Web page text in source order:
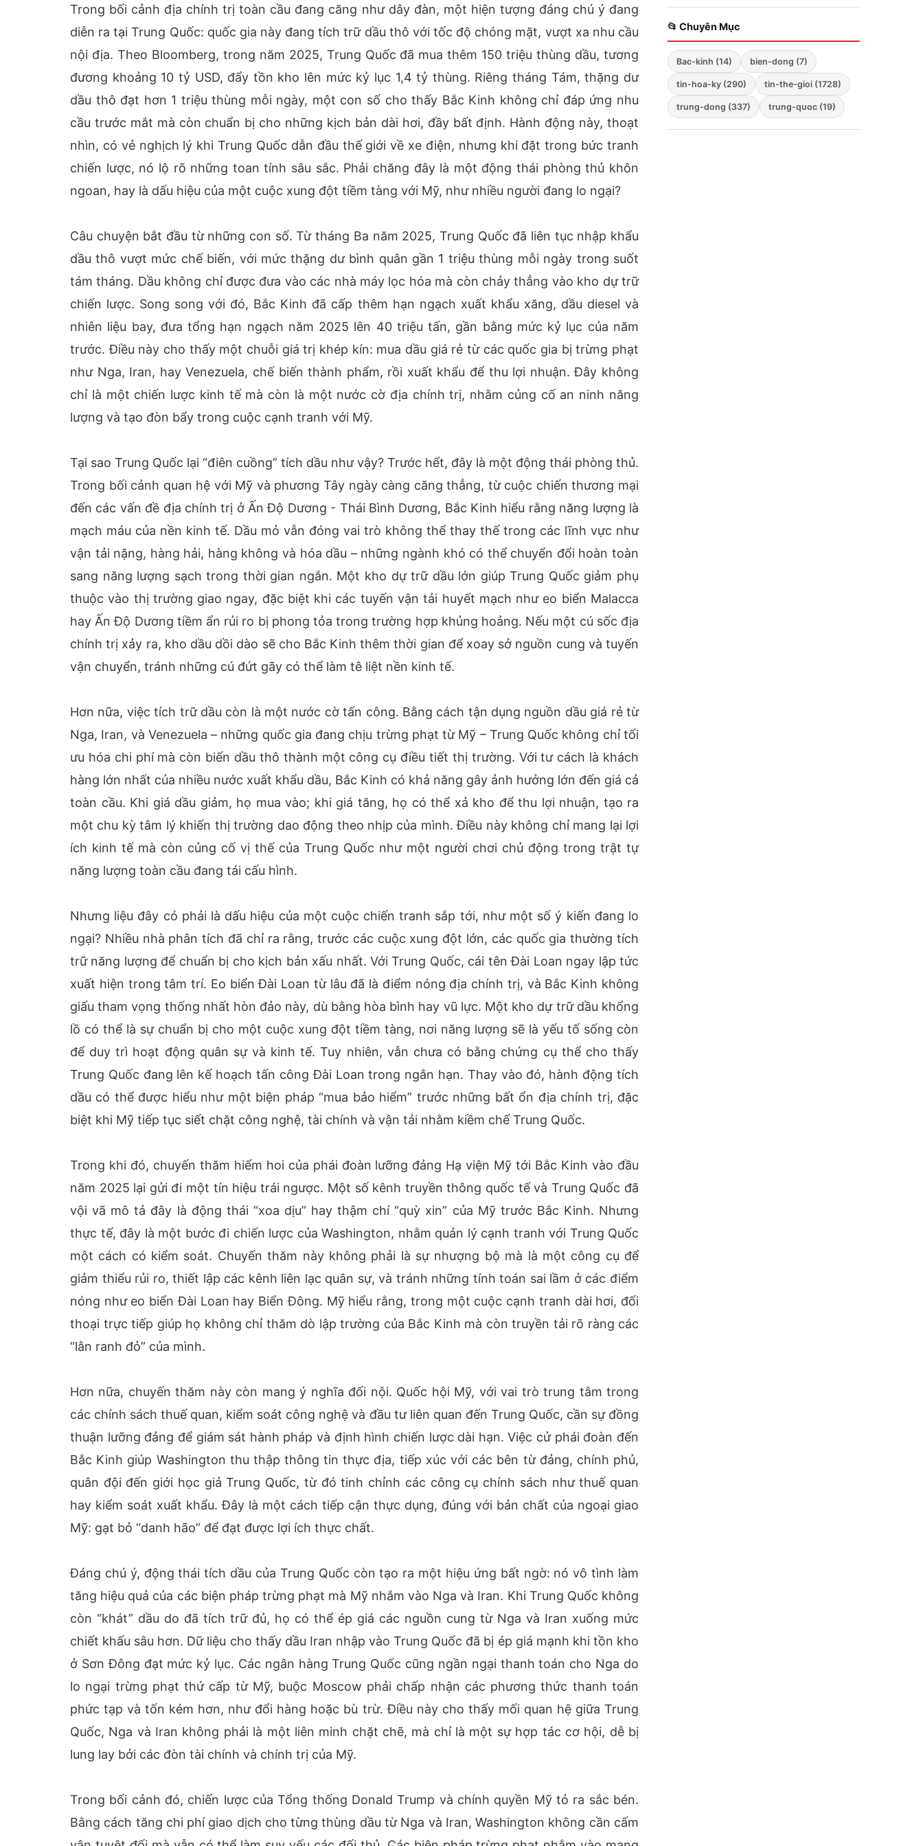
Trong bối cảnh địa chính trị toàn cầu đang căng như dây đàn, một hiện tượng đáng chú ý đang
diễn ra tại Trung Quốc: quốc gia này đang tích trữ dầu thô với tốc độ chóng mặt, vượt xa nhu cầu
nội địa. Theo Bloomberg, trong năm 2025, Trung Quốc đã mua thêm 150 triệu thùng dầu, tương
đương khoảng 10 tỷ USD, đẩy tồn kho lên mức kỷ lục 1,4 tỷ thùng. Riêng tháng Tám, thặng dư
dầu thô đạt hơn 1 triệu thùng mỗi ngày, một con số cho thấy Bắc Kinh không chỉ đáp ứng nhu
cầu trước mắt mà còn chuẩn bị cho những kịch bản dài hơi, đầy bất định. Hành động này, thoạt
nhìn, có vẻ nghịch lý khi Trung Quốc dẫn đầu thế giới về xe điện, nhưng khi đặt trong bức tranh
chiến lược, nó lộ rõ những toan tính sâu sắc. Phải chăng đây là một động thái phòng thủ khôn
ngoan, hay là dấu hiệu của một cuộc xung đột tiềm tàng với Mỹ, như nhiều người đang lo ngại?
Câu chuyện bắt đầu từ những con số. Từ tháng Ba năm 2025, Trung Quốc đã liên tục nhập khẩu
dầu thô vượt mức chế biến, với mức thặng dư bình quân gần 1 triệu thùng mỗi ngày trong suốt
tám tháng. Dầu không chỉ được đưa vào các nhà máy lọc hóa mà còn chảy thẳng vào kho dự trữ
chiến lược. Song song với đó, Bắc Kinh đã cấp thêm hạn ngạch xuất khẩu xăng, dầu diesel và
nhiên liệu bay, đưa tổng hạn ngạch năm 2025 lên 40 triệu tấn, gần bằng mức kỷ lục của năm
trước. Điều này cho thấy một chuỗi giá trị khép kín: mua dầu giá rẻ từ các quốc gia bị trừng phạt
như Nga, Iran, hay Venezuela, chế biến thành phẩm, rồi xuất khẩu để thu lợi nhuận. Đây không
chỉ là một chiến lược kinh tế mà còn là một nước cờ địa chính trị, nhằm củng cố an ninh năng
lượng và tạo đòn bẩy trong cuộc cạnh tranh với Mỹ.
Tại sao Trung Quốc lại “điên cuồng” tích dầu như vậy? Trước hết, đây là một động thái phòng thủ.
Trong bối cảnh quan hệ với Mỹ và phương Tây ngày càng căng thẳng, từ cuộc chiến thương mại
đến các vấn đề địa chính trị ở Ấn Độ Dương - Thái Bình Dương, Bắc Kinh hiểu rằng năng lượng là
mạch máu của nền kinh tế. Dầu mỏ vẫn đóng vai trò không thể thay thế trong các lĩnh vực như
vận tải nặng, hàng hải, hàng không và hóa dầu – những ngành khó có thể chuyển đổi hoàn toàn
sang năng lượng sạch trong thời gian ngắn. Một kho dự trữ dầu lớn giúp Trung Quốc giảm phụ
thuộc vào thị trường giao ngay, đặc biệt khi các tuyến vận tải huyết mạch như eo biển Malacca
hay Ấn Độ Dương tiềm ẩn rủi ro bị phong tỏa trong trường hợp khủng hoảng. Nếu một cú sốc địa
chính trị xảy ra, kho dầu dồi dào sẽ cho Bắc Kinh thêm thời gian để xoay sở nguồn cung và tuyến
vận chuyển, tránh những cú đứt gãy có thể làm tê liệt nền kinh tế.
Hơn nữa, việc tích trữ dầu còn là một nước cờ tấn công. Bằng cách tận dụng nguồn dầu giá rẻ từ
Nga, Iran, và Venezuela – những quốc gia đang chịu trừng phạt từ Mỹ – Trung Quốc không chỉ tối
ưu hóa chi phí mà còn biến dầu thô thành một công cụ điều tiết thị trường. Với tư cách là khách
hàng lớn nhất của nhiều nước xuất khẩu dầu, Bắc Kinh có khả năng gây ảnh hưởng lớn đến giá cả
toàn cầu. Khi giá dầu giảm, họ mua vào; khi giá tăng, họ có thể xả kho để thu lợi nhuận, tạo ra
một chu kỳ tâm lý khiến thị trường dao động theo nhịp của mình. Điều này không chỉ mang lại lợi
ích kinh tế mà còn củng cố vị thế của Trung Quốc như một người chơi chủ động trong trật tự
năng lượng toàn cầu đang tái cấu hình.
Nhưng liệu đây có phải là dấu hiệu của một cuộc chiến tranh sắp tới, như một số ý kiến đang lo
ngại? Nhiều nhà phân tích đã chỉ ra rằng, trước các cuộc xung đột lớn, các quốc gia thường tích
trữ năng lượng để chuẩn bị cho kịch bản xấu nhất. Với Trung Quốc, cái tên Đài Loan ngay lập tức
xuất hiện trong tâm trí. Eo biển Đài Loan từ lâu đã là điểm nóng địa chính trị, và Bắc Kinh không
giấu tham vọng thống nhất hòn đảo này, dù bằng hòa bình hay vũ lực. Một kho dự trữ dầu khổng
lồ có thể là sự chuẩn bị cho một cuộc xung đột tiềm tàng, nơi năng lượng sẽ là yếu tố sống còn
để duy trì hoạt động quân sự và kinh tế. Tuy nhiên, vẫn chưa có bằng chứng cụ thể cho thấy
Trung Quốc đang lên kế hoạch tấn công Đài Loan trong ngắn hạn. Thay vào đó, hành động tích
dầu có thể được hiểu như một biện pháp “mua bảo hiểm” trước những bất ổn địa chính trị, đặc
biệt khi Mỹ tiếp tục siết chặt công nghệ, tài chính và vận tải nhằm kiềm chế Trung Quốc.
Trong khi đó, chuyến thăm hiếm hoi của phái đoàn lưỡng đảng Hạ viện Mỹ tới Bắc Kinh vào đầu
năm 2025 lại gửi đi một tín hiệu trái ngược. Một số kênh truyền thông quốc tế và Trung Quốc đã
vội vã mô tả đây là động thái “xoa dịu” hay thậm chí “quỳ xin” của Mỹ trước Bắc Kinh. Nhưng
thực tế, đây là một bước đi chiến lược của Washington, nhằm quản lý cạnh tranh với Trung Quốc
một cách có kiểm soát. Chuyến thăm này không phải là sự nhượng bộ mà là một công cụ để
giảm thiểu rủi ro, thiết lập các kênh liên lạc quân sự, và tránh những tính toán sai lầm ở các điểm
nóng như eo biển Đài Loan hay Biển Đông. Mỹ hiểu rằng, trong một cuộc cạnh tranh dài hơi, đối
thoại trực tiếp giúp họ không chỉ thăm dò lập trường của Bắc Kinh mà còn truyền tải rõ ràng các
“lằn ranh đỏ” của mình.
Hơn nữa, chuyến thăm này còn mang ý nghĩa đối nội. Quốc hội Mỹ, với vai trò trung tâm trong
các chính sách thuế quan, kiểm soát công nghệ và đầu tư liên quan đến Trung Quốc, cần sự đồng
thuận lưỡng đảng để giám sát hành pháp và định hình chiến lược dài hạn. Việc cử phái đoàn đến
Bắc Kinh giúp Washington thu thập thông tin thực địa, tiếp xúc với các bên từ đảng, chính phủ,
quân đội đến giới học giả Trung Quốc, từ đó tinh chỉnh các công cụ chính sách như thuế quan
hay kiểm soát xuất khẩu. Đây là một cách tiếp cận thực dụng, đúng với bản chất của ngoại giao
Mỹ: gạt bỏ “danh hão” để đạt được lợi ích thực chất.
Đáng chú ý, động thái tích dầu của Trung Quốc còn tạo ra một hiệu ứng bất ngờ: nó vô tình làm
tăng hiệu quả của các biện pháp trừng phạt mà Mỹ nhắm vào Nga và Iran. Khi Trung Quốc không
còn “khát” dầu do đã tích trữ đủ, họ có thể ép giá các nguồn cung từ Nga và Iran xuống mức
chiết khấu sâu hơn. Dữ liệu cho thấy dầu Iran nhập vào Trung Quốc đã bị ép giá mạnh khi tồn kho
ở Sơn Đông đạt mức kỷ lục. Các ngân hàng Trung Quốc cũng ngần ngại thanh toán cho Nga do
lo ngại trừng phạt thứ cấp từ Mỹ, buộc Moscow phải chấp nhận các phương thức thanh toán
phức tạp và tốn kém hơn, như đổi hàng hoặc bù trừ. Điều này cho thấy mối quan hệ giữa Trung
Quốc, Nga và Iran không phải là một liên minh chặt chẽ, mà chỉ là một sự hợp tác cơ hội, dễ bị
lung lay bởi các đòn tài chính và chính trị của Mỹ.
Trong bối cảnh đó, chiến lược của Tổng thống Donald Trump và chính quyền Mỹ tỏ ra sắc bén.
Bằng cách tăng chi phí giao dịch cho từng thùng dầu từ Nga và Iran, Washington không cần cấm
Zelensky bất ngờ cảnh
hạm Mỹ tiến vào Biển
Đông; Washington
triển khai chiến lược
ba mũi nhọn
📂 Chuyên Mục
Bac-kinh (14) bien-dong (7)
tin-hoa-ky (290) tin-the-gioi (1728)
trung-dong (337) trung-quoc (19)